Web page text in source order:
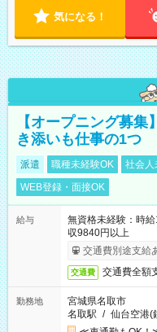
気になる！
【オープニング募
き添いも仕事の1つ
派遣 職種未経験OK 社会人
WEB登録・面接OK
給与
無資格未経験：時
収9840円以上
交通費別途支給
交通費 交通費全額
勤務地
宮城県名取市
名取駅 / 仙台空港(